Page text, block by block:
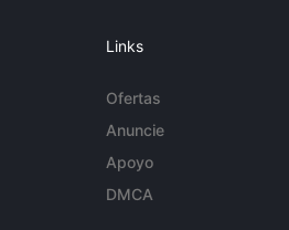
Links
Ofertas
Anuncie
Apoyo
DMCA